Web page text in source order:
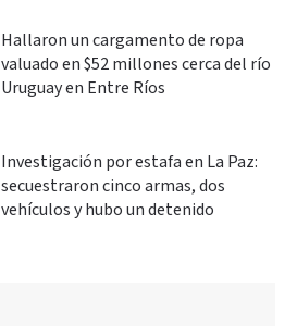
Hallaron un cargamento de ropa
valuado en $52 millones cerca del río
Uruguay en Entre Ríos
Investigación por estafa en La Paz:
secuestraron cinco armas, dos
vehículos y hubo un detenido